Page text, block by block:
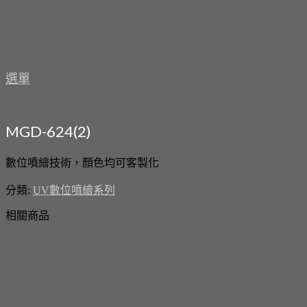
選單
MGD-624(2)
數位噴繪技術，顏色均可客製化
分類: UV數位噴繪系列
相關商品